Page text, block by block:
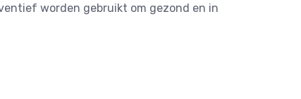
worden gebruikt om gezond en in